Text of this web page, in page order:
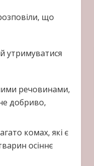
що
утримуватися
речовинами,
добриво,
комах, які є
осіннє